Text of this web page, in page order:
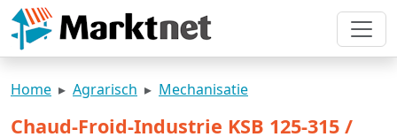
Home Agrarisch Mechanisatie
Chaud-Froid-Industrie KSB 125-315 /